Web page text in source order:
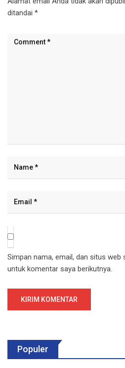
ditandai *
Simpan nama, email, dan situs web
untuk komentar saya berikutnya.
Populer